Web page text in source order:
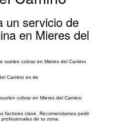
un servicio de
en Mieres del
suelen cobrar en Mieres del Camino
Camino es de
cobrar en Mieres del Camino
factores clave. Recomendamos pedir
de tu zona.